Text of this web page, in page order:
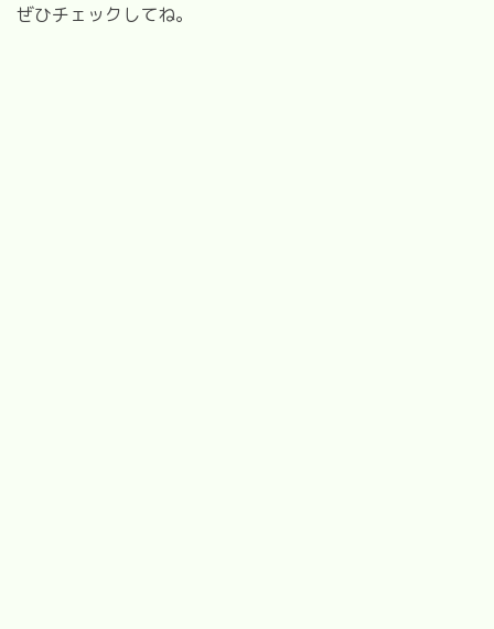
ぜひチェックしてね。